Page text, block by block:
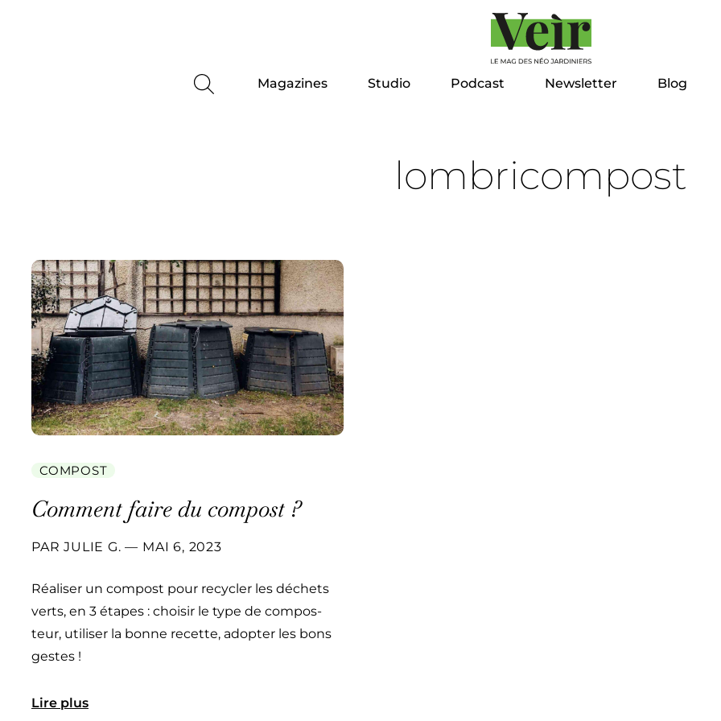
Magazines Studio Podcast Newsletter Blog
lombricompost
COMPOST
Comment faire du compost ?
PARJULIE G. — MAI 6, 2023
Réalis­er un com­post pour recy­cler les déchets
verts, en 3 étapes : choisir le type de com­pos­
teur, utilis­er la bonne recette, adopter les bons
gestes !
Lire plus